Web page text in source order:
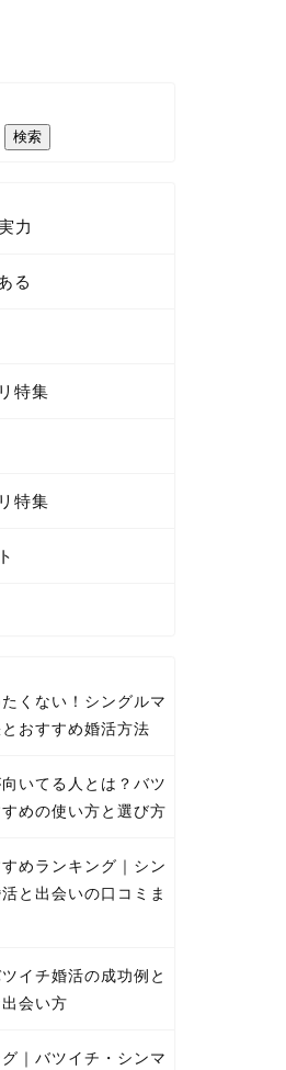
検索
力
る
特集
特集
くない！シングルマ
おすすめ婚活方法
いてる人とは？バツ
めの使い方と選び方
めランキング｜シン
と出会いの口コミま
イチ婚活の成功例と
会い方
｜バツイチ・シンマ